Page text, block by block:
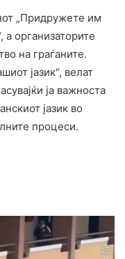
„Придружете им
а организаторите
на граѓаните.
јазик“, велат
ја важноста
јазик во
процеси.